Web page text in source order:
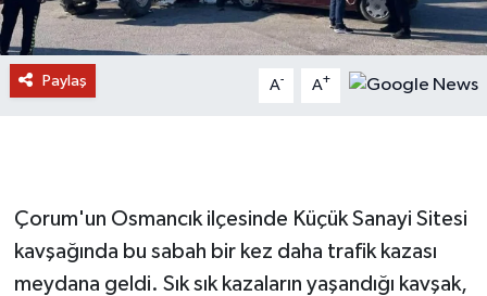
Paylaş A- A+
Çorum'un Osmancık ilçesinde Küçük Sanayi Sitesi
kavşağında bu sabah bir kez daha trafik kazası
meydana geldi. Sık sık kazaların yaşandığı kavşak,